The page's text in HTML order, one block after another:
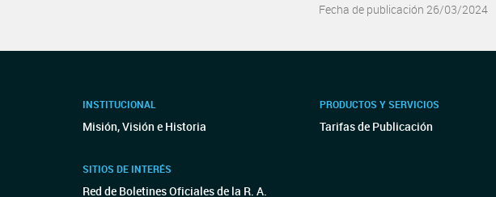
Fecha de publicación 26/03/2024
INSTITUCIONAL
Misión, Visión e Historia
SITIOS DE INTERÉS
Red de Boletines Oficiales de la R. A.
PRODUCTOS Y SERVICIOS
Tarifas de Publicación